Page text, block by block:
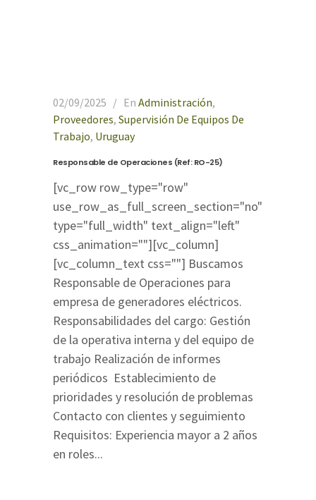
02/09/2025 En Administración,
Proveedores, Supervisión De Equipos De
Trabajo, Uruguay
Responsable de Operaciones (Ref: RO-25)
[vc_row row_type="row"
use_row_as_full_screen_section="no"
type="full_width" text_align="left"
css_animation=""][vc_column]
[vc_column_text css=""] Buscamos
Responsable de Operaciones para
empresa de generadores eléctricos.
Responsabilidades del cargo: Gestión
de la operativa interna y del equipo de
trabajo Realización de informes
periódicos Establecimiento de
prioridades y resolución de problemas
Contacto con clientes y seguimiento
Requisitos: Experiencia mayor a 2 años
en roles...